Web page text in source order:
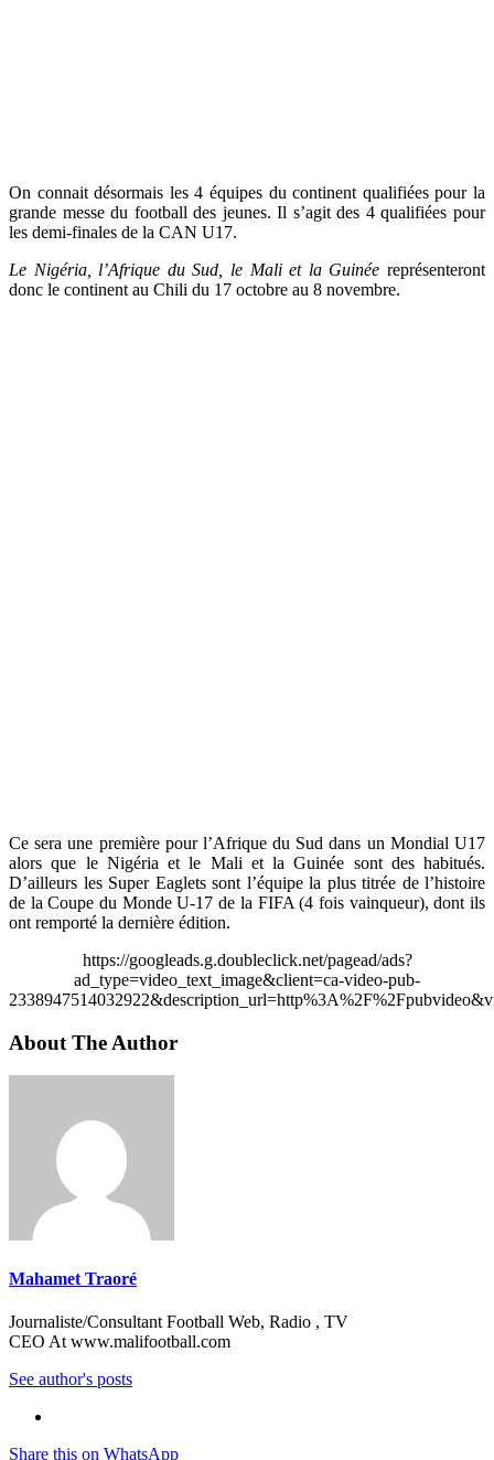
On connait désormais les 4 équipes du continent qualifiées pour la
grande messe du football des jeunes. Il s’agit des 4 qualifiées pour
les demi-finales de la CAN U17.
Le Nigéria, l’Afrique du Sud, le Mali et la Guinée représenteront
donc le continent au Chili du 17 octobre au 8 novembre.
Ce sera une première pour l’Afrique du Sud dans un Mondial U17
alors que le Nigéria et le Mali et la Guinée sont des habitués.
D’ailleurs les Super Eaglets sont l’équipe la plus titrée de l’histoire
de la Coupe du Monde U-17 de la FIFA (4 fois vainqueur), dont ils
ont remporté la dernière édition.
https://googleads.g.doubleclick.net/pagead/ads?
ad_type=video_text_image&client=ca-video-pub-
About The Author
Mahamet Traoré
Journaliste/Consultant Football Web, Radio , TV
CEO At www.malifootball.com
See author's posts
Share this on WhatsApp